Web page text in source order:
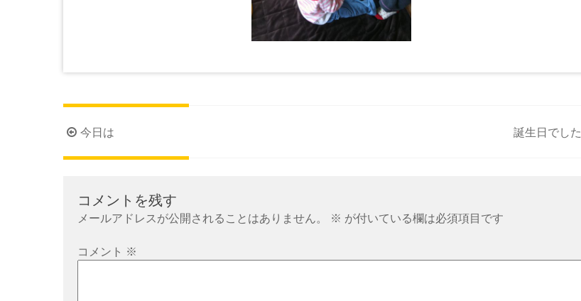
投
稿
今日は 誕生日でした
コメントを残す
メールアドレスが公開されることはありません。 ※ が付いている欄は必須項目です
コメント ※